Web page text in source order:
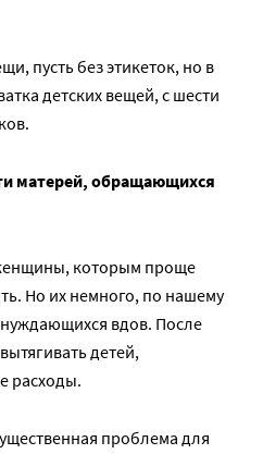
пусть без этикеток, но в
детских вещей, с шести
матерей, обращающихся
которым проще
Но их немного, по нашему
вдов. После
детей,
расходы.
проблема для